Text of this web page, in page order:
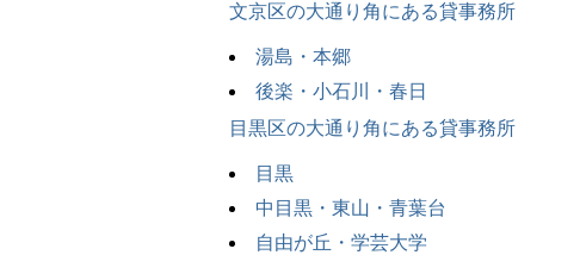
文京区の大通り角にある貸事務所
湯島・本郷
後楽・小石川・春日
目黒区の大通り角にある貸事務所
目黒
中目黒・東山・青葉台
自由が丘・学芸大学